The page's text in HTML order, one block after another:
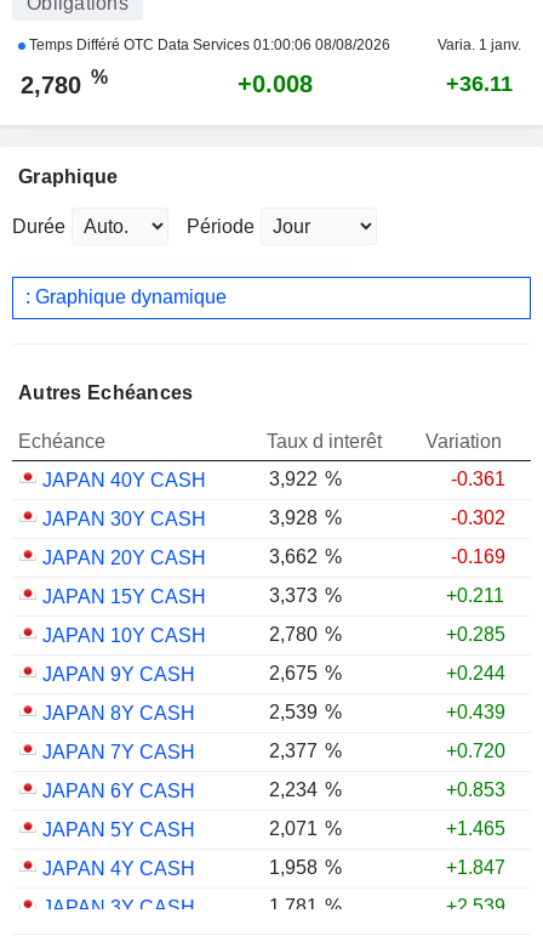
Temps Différé OTC Data Services 01:00:06 08/08/2026 Varia. 1 janv.
2,780 % +0.008 +36.11
Graphique
Durée Période
: Graphique dynamique
Autres Echéances
Echéance Taux d interêt
Variation
JAPAN 40Y CASH
3,922 %
-0.361
JAPAN 30Y CASH
3,928 %
-0.302
JAPAN 20Y CASH
3,662 %
-0.169
JAPAN 15Y CASH
3,373 %
+0.211
JAPAN 10Y CASH
2,780 %
+0.285
JAPAN 9Y CASH
2,675 %
+0.244
JAPAN 8Y CASH
2,539 %
+0.439
JAPAN 7Y CASH
2,377 %
+0.720
JAPAN 6Y CASH
2,234 %
+0.853
JAPAN 5Y CASH
2,071 %
+1.465
JAPAN 4Y CASH
1,958 %
+1.847
JAPAN 3Y CASH
1,781 %
+2.539